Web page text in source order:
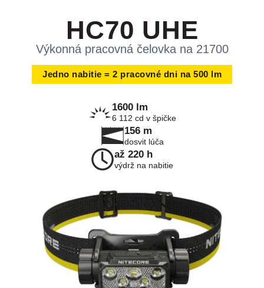
HC70 UHE
Výkonná pracovná čelovka na 21700
Jedno nabitie = 2 pracovné dni na 500 lm
1600 lm
6 112 cd v špičke
156 m
dosvit lúča
až 220 h
výdrž na nabitie